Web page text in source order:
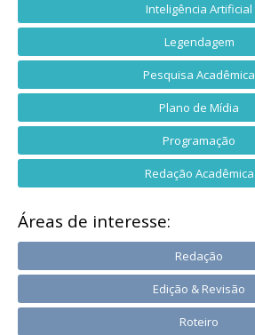
Inteligência Artificial
Legendagem
Pesquisa Acadêmica
Plano de Mídia
Programação
Redação Acadêmica
Áreas de interesse:
Redação
Edição & Revisão
Roteiro